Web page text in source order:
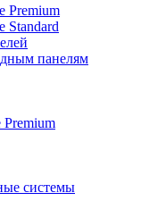
Premium
Standard
панелям
Premium
системы